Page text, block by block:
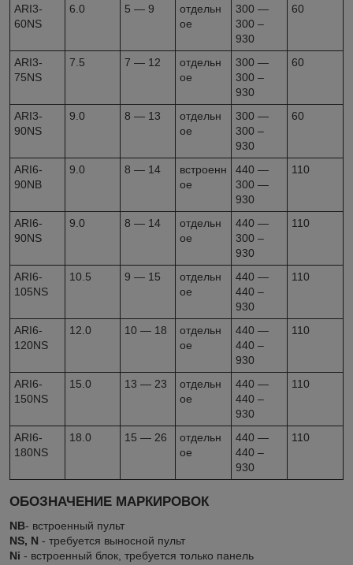
ARI3-
60NS
6.0 5 — 9
отдельн
ое
300 —
300 –
930
60
ARI3-
75NS
7.5 7 — 12
отдельн
ое
300 —
300 –
930
60
ARI3-
90NS
9.0 8 — 13
отдельн
ое
300 —
300 –
930
60
ARI6-
90NB
9.0 8 — 14
встроенн
ое
440 —
300 —
930
110
ARI6-
90NS
9.0 8 — 14
отдельн
ое
440 —
300 –
930
110
ARI6-
105NS
10.5 9 — 15
отдельн
ое
440 —
440 –
930
110
ARI6-
120NS
12.0 10 — 18
отдельн
ое
440 —
440 –
930
110
ARI6-
150NS
15.0 13 — 23
отдельн
ое
440 —
440 –
930
110
ARI6-
180NS
18.0 15 — 26
отдельн
ое
440 —
440 –
930
110
ОБОЗНАЧЕНИЕ МАРКИРОВОК
NB- встроенный пульт
NS, N - требуется выносной пульт
Ni - встроенный блок, требуется только панель